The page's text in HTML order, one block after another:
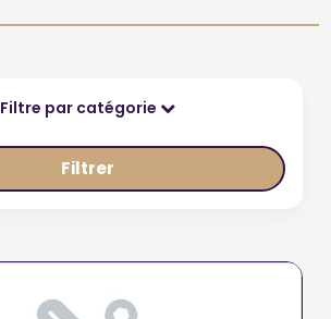
Filtre par catégorie
Filtrer